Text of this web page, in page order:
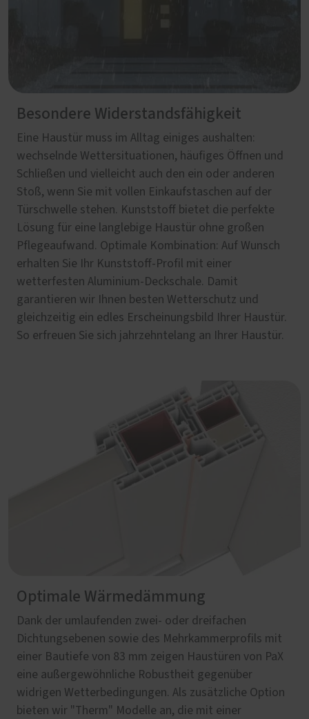
Besondere Widerstandsfähigkeit
Eine Haustür muss im Alltag einiges aushalten:
wechselnde Wettersituationen, häufiges Öffnen und
Schließen und vielleicht auch den ein oder anderen
Stoß, wenn Sie mit vollen Einkaufstaschen auf der
Türschwelle stehen. Kunststoff bietet die perfekte
Lösung für eine langlebige Haustür ohne großen
Pflegeaufwand. Optimale Kombination: Auf Wunsch
erhalten Sie Ihr Kunststoff-Profil mit einer
wetterfesten Aluminium-Deckschale. Damit
garantieren wir Ihnen besten Wetterschutz und
gleichzeitig ein edles Erscheinungsbild Ihrer Haustür.
So erfreuen Sie sich jahrzehntelang an Ihrer Haustür.
Optimale Wärmedämmung
Dank der umlaufenden zwei- oder dreifachen
Dichtungsebenen sowie des Mehrkammerprofils mit
einer Bautiefe von 83 mm zeigen Haustüren von PaX
eine außergewöhnliche Robustheit gegenüber
widrigen Wetterbedingungen. Als zusätzliche Option
bieten wir "Therm" Modelle an, die mit einer